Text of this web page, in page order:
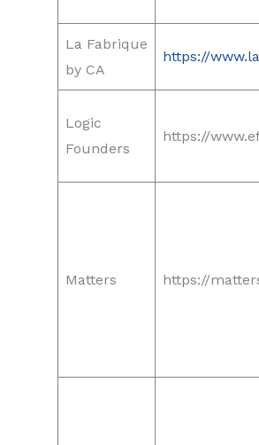
La Fabrique
by CA
https://
Logic
Founders
https://
Matters https://